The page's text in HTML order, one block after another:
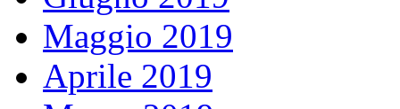
Maggio 2019
Aprile 2019